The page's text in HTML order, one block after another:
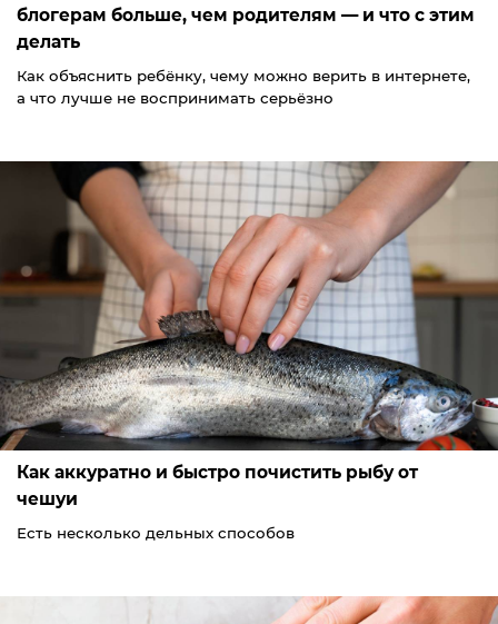
блогерам больше, чем родителям — и что с этим
делать
Как объяснить ребёнку, чему можно верить в интернете,
а что лучше не воспринимать серьёзно
Как аккуратно и быстро почистить рыбу от
чешуи
Есть несколько дельных способов